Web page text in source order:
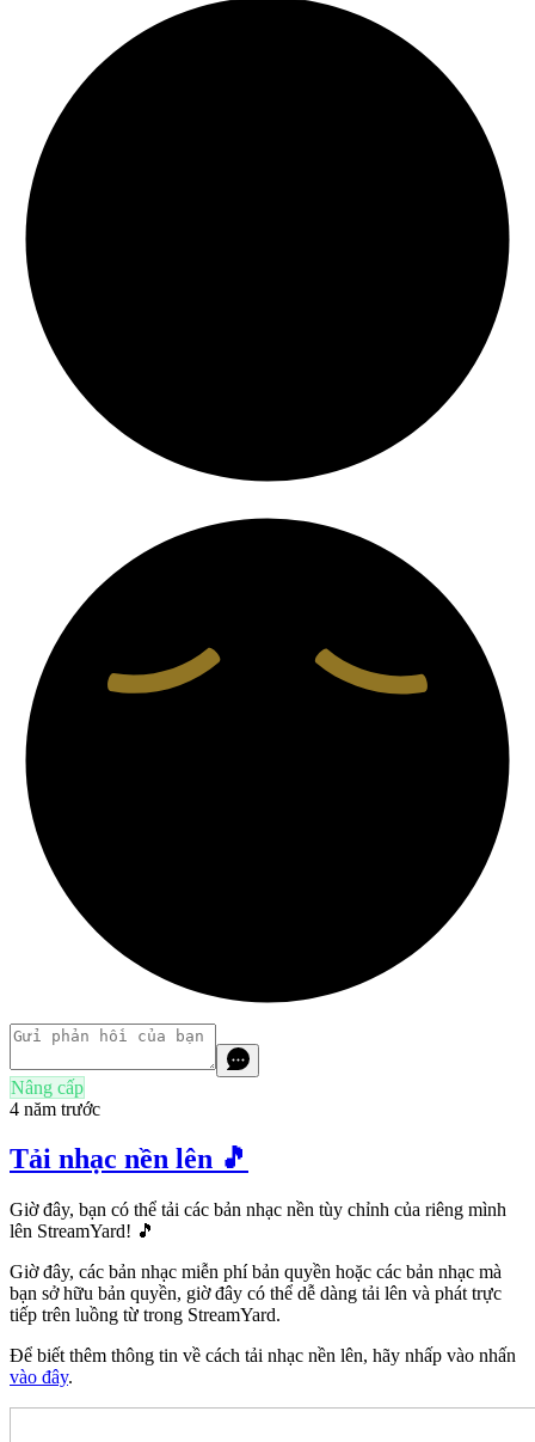
Nâng cấp
4 năm trước
Tải nhạc nền lên 🎵
Giờ đây, bạn có thể tải các bản nhạc nền tùy chỉnh của riêng mình
lên StreamYard! 🎵
Giờ đây, các bản nhạc miễn phí bản quyền hoặc các bản nhạc mà
bạn sở hữu bản quyền, giờ đây có thể dễ dàng tải lên và phát trực
tiếp trên luồng từ trong StreamYard.
Để biết thêm thông tin về cách tải nhạc nền lên, hãy nhấp vào nhấn
vào đây.